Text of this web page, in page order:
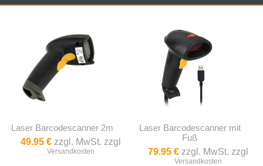
Laser Barcodescanner 2m
49.95 €zzgl. MwSt. zzgl
Versandkosten
Laser Barcodescanner mit
Fuß
79.95 € zzgl. MwSt. zzgl
Versandkosten